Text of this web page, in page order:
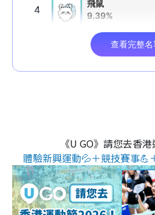
《U GO》請您去香
體驗新興運動💦＋競技賽事💪